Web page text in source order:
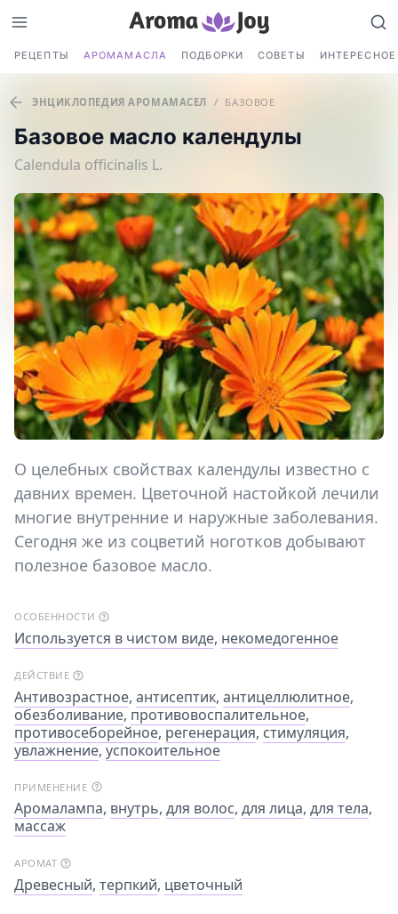
РЕЦЕПТЫ АРОМАМАСЛА ПОДБОРКИ СОВЕТЫ ИНТЕРЕСНОЕ
ЭНЦИКЛОПЕДИЯ АРОМАМАСЕЛ / БАЗОВОЕ
Базовое масло календулы
Calendula officinalis L.
О целебных свойствах календулы известно с
давних времен. Цветочной настойкой лечили
многие внутренние и наружные заболевания.
Сегодня же из соцветий ноготков добывают
полезное базовое масло.
ОСОБЕННОСТИ
Используется в чистом виде, некомедогенное
ДЕЙСТВИЕ
Антивозрастное, антисептик, антицеллюлитное,
обезболивание, противовоспалительное,
противосеборейное, регенерация, стимуляция,
увлажнение, успокоительное
ПРИМЕНЕНИЕ
Аромалампа, внутрь, для волос, для лица, для тела,
массаж
АРОМАТ
Древесный, терпкий, цветочный